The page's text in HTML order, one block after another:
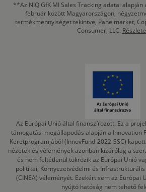
**Az NIQ GfK MI Sales Tracking adatai alapján
február között Magyarországon,
termékmennyiséget tekintve, Panelmarket,
Consumer, LLC.
Az Európai Unió által finanszírozott. Ez a
támogatási megállapodás alapján a Innovation
Keretprogramjából (InnovFund-2022-SSC)
nézetek és vélemények azonban kizárólag a
és nem feltétlenül tükrözik az Európai Unió
politikai, Környezetvédelmi és
(CINEA) véleményét. Ezekért sem az Európai
nyújtó hatóság nem tehető